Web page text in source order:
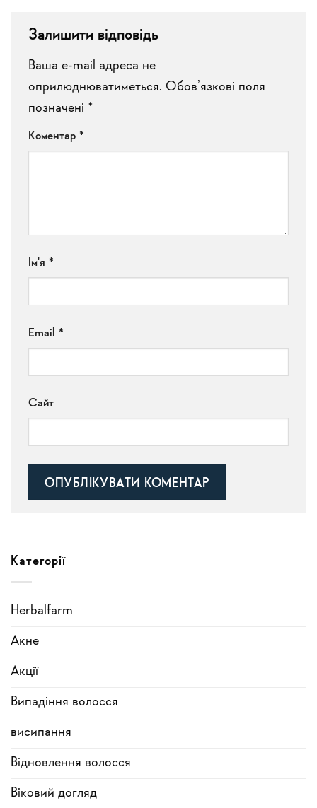
Залишити відповідь
Ваша e-mail адреса не
оприлюднюватиметься. Обов’язкові поля
позначені *
Коментар *
Ім'я *
Email *
Сайт
Категорії
Herbalfarm
Акне
Акції
Випадіння волосся
висипання
Відновлення волосся
Віковий догляд